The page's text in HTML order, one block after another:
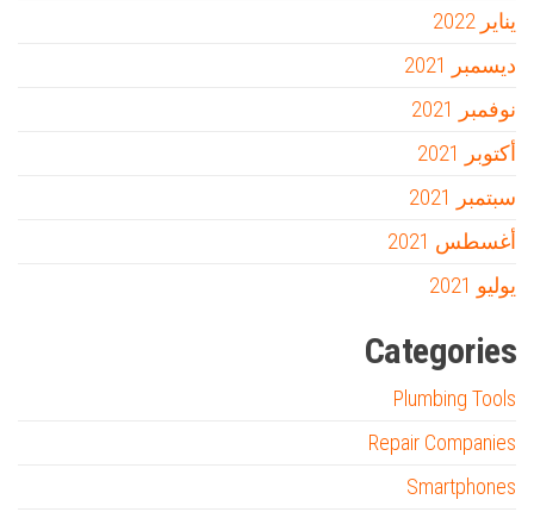
يناير 2022
ديسمبر 2021
نوفمبر 2021
أكتوبر 2021
سبتمبر 2021
أغسطس 2021
يوليو 2021
Categories
Plumbing Tools
Repair Companies
Smartphones